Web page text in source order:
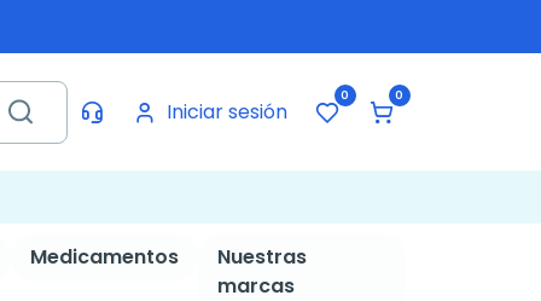
Iniciar sesión
0 0
Medicamentos
Nuestras
marcas